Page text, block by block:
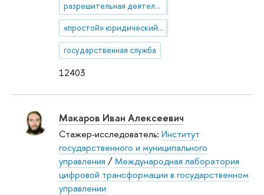
12403
разрешительная деятельность
«простой» юридический язык
государственная служба
Макаров Иван Алексеевич
Стажер-исследователь: Институт
государственного и муниципального
управления /Международная лаборатория
цифровой трансформации в государственном
управлении